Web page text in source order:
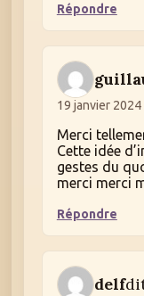
Répondre
19 janvier 2024
Merci
Cette idée
gestes du
merci merci
Répondre
delf